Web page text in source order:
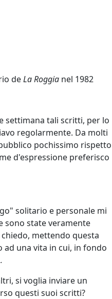
deLa Roggia nel 1982
settimana tali scritti, per lo
regolarmente. Da molti
pochissimo rispetto
d'espressione preferisco
solitario e personale mi
sono state veramente
mettendo questa
ad una vita in cui, in fondo
si voglia inviare un
questi suoi scritti?